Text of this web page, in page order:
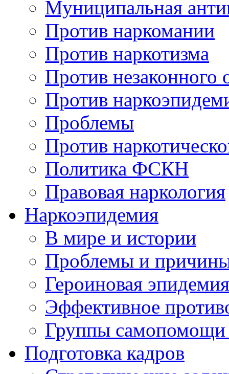
Муниципальная
Против наркомании
Против наркотизма
Против незаконного
Против
Проблемы
Против
Политика ФСКН
Правовая наркология
Наркоэпидемия
В мире и истории
Проблемы и
Героиновая эпидемия
Эффективное
Группы самопомощи
Подготовка кадров